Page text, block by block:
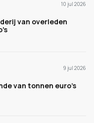
10 jul 2026
van overleden
9 jul 2026
van tonnen euro's